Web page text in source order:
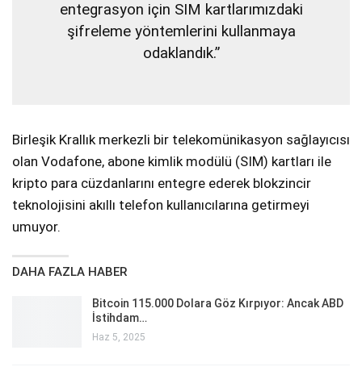
entegrasyon için SIM kartlarımızdaki
şifreleme yöntemlerini kullanmaya
odaklandık.”
Birleşik Krallık merkezli bir telekomünikasyon sağlayıcısı
olan Vodafone, abone kimlik modülü (SIM) kartları ile
kripto para cüzdanlarını entegre ederek blokzincir
teknolojisini akıllı telefon kullanıcılarına getirmeyi
umuyor.
DAHA FAZLA HABER
Bitcoin 115.000 Dolara Göz Kırpıyor: Ancak ABD
İstihdam…
Haz 5, 2025